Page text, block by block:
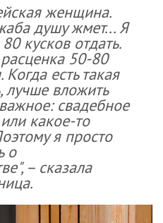
женщина.
душу жмет... Я
кусков отдать.
50-80
Когда есть такая
лучше вложить
свадебное
какое-то
я просто
о
– сказала